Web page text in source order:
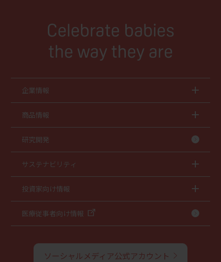
企業情報
商品情報
研究開発
サステナビリティ
投資家向け情報
医療従事者向け情報
ソーシャルメディア公式アカウント